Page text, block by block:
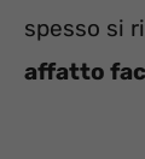
spesso si
affatto